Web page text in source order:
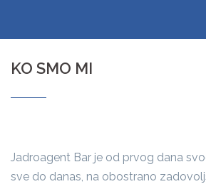
KO SMO MI
Jadroagent Bar je od prvog dana
sve do danas, na obostrano